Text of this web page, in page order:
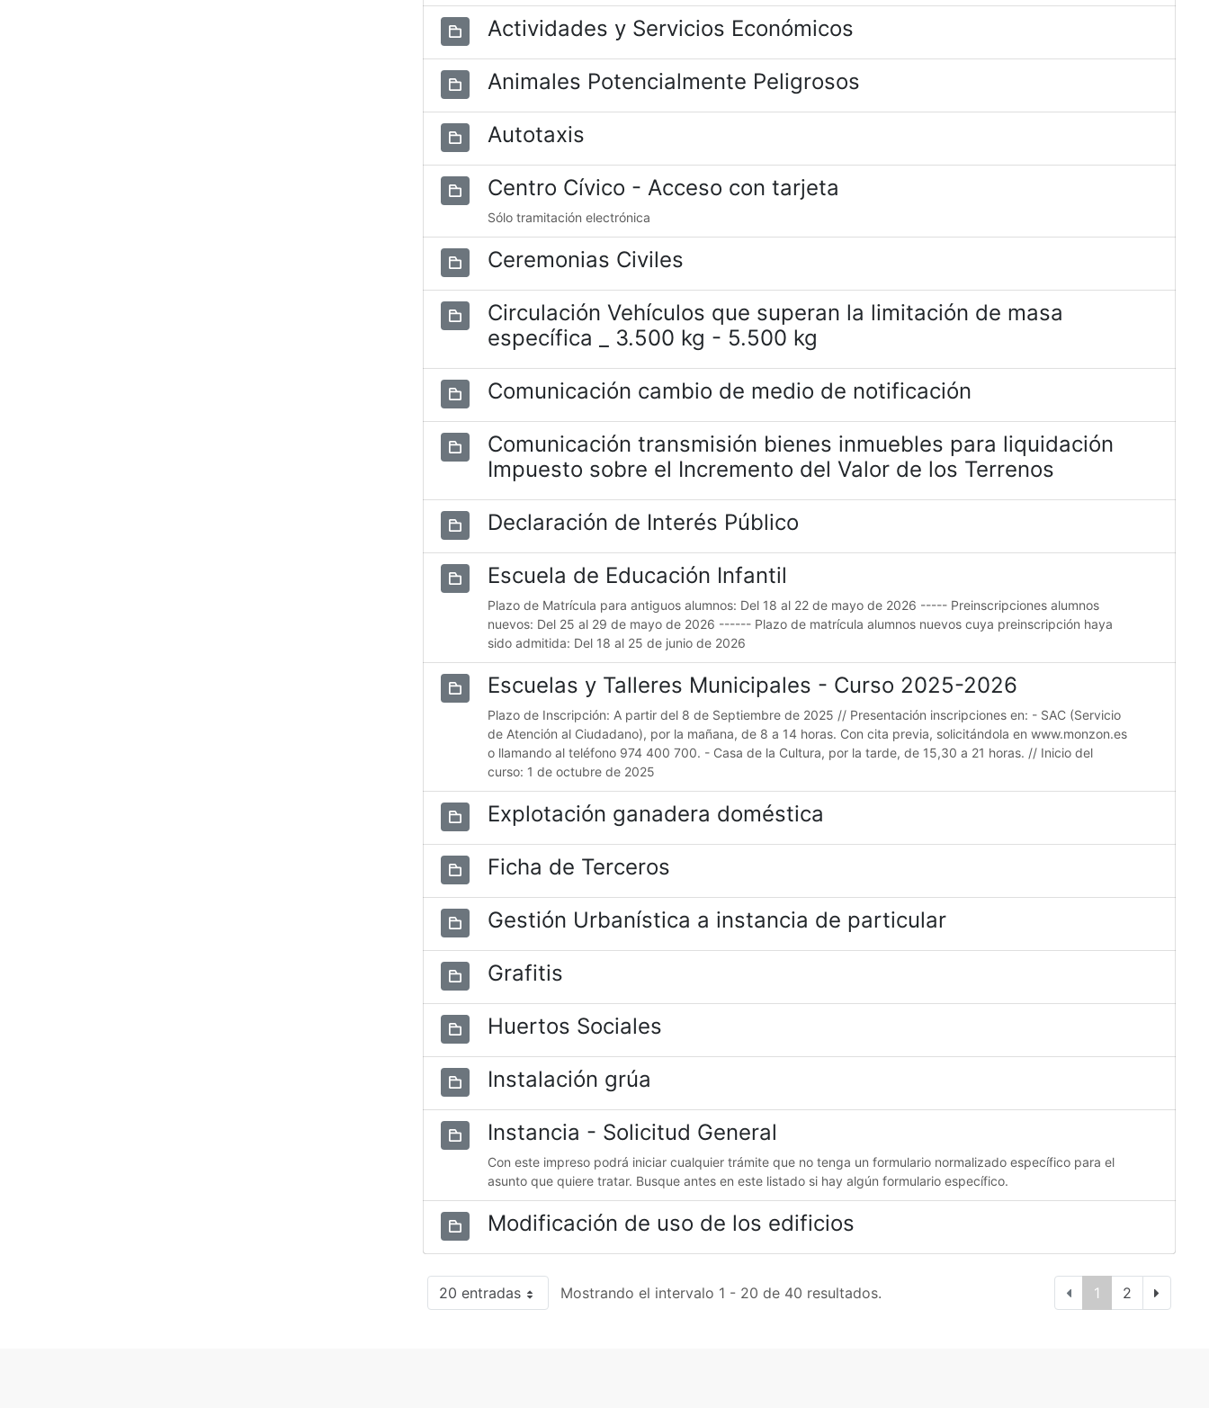
Actividades y Servicios Económicos
Animales Potencialmente Peligrosos
Autotaxis
Centro Cívico - Acceso con tarjeta
Sólo tramitación electrónica
Ceremonias Civiles
Circulación Vehículos que superan la limitación de masa
específica _ 3.500 kg - 5.500 kg
Comunicación cambio de medio de notificación
Comunicación transmisión bienes inmuebles para liquidación
Impuesto sobre el Incremento del Valor de los Terrenos
Declaración de Interés Público
Escuela de Educación Infantil
Plazo de Matrícula para antiguos alumnos: Del 18 al 22 de mayo de 2026 ----- Preinscripciones alumnos
nuevos: Del 25 al 29 de mayo de 2026 ------ Plazo de matrícula alumnos nuevos cuya preinscripción haya
sido admitida: Del 18 al 25 de junio de 2026
Escuelas y Talleres Municipales - Curso 2025-2026
Plazo de Inscripción: A partir del 8 de Septiembre de 2025 // Presentación inscripciones en: - SAC (Servicio
de Atención al Ciudadano), por la mañana, de 8 a 14 horas. Con cita previa, solicitándola en www.monzon.es
o llamando al teléfono 974 400 700. - Casa de la Cultura, por la tarde, de 15,30 a 21 horas. // Inicio del
curso: 1 de octubre de 2025
Explotación ganadera doméstica
Ficha de Terceros
Gestión Urbanística a instancia de particular
Grafitis
Huertos Sociales
Instalación grúa
Instancia - Solicitud General
Con este impreso podrá iniciar cualquier trámite que no tenga un formulario normalizado específico para el
asunto que quiere tratar. Busque antes en este listado si hay algún formulario específico.
Modificación de uso de los edificios
20 entradas Mostrando el intervalo 1 - 20 de 40 resultados. 1 2